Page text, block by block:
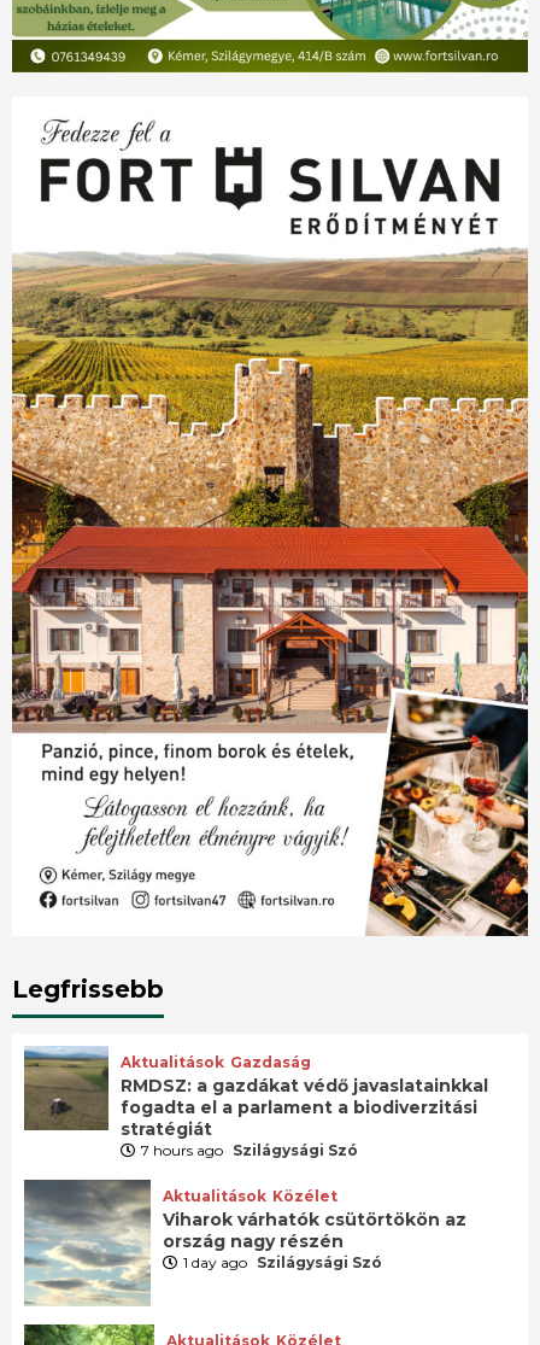
Legfrissebb
Aktualitások Gazdaság
RMDSZ: a gazdákat védő javaslatainkkal
fogadta el a parlament a biodiverzitási
stratégiát
7 hours ago Szilágysági Szó
Aktualitások Közélet
Viharok várhatók csütörtökön az
ország nagy részén
1 day ago Szilágysági Szó
Aktualitások Közélet